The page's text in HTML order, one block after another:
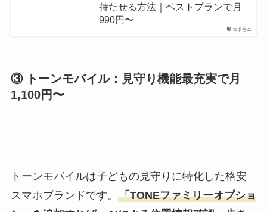
コドモニ
持たせる方法｜ベストプランで月
990円〜
③ トーンモバイル：見守り機能最充実で月
1,100円〜
トーンモバイルは子どもの見守りに特化した格安
スマホブランドです。 「TONEファミリーオプショ